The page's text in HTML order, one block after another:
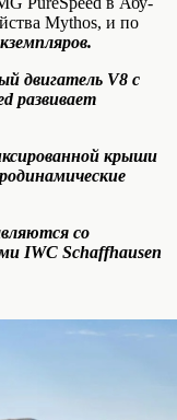
Mythos, и по
двигатель V8 с
развивает
крыши
со
IWC Schaffhausen